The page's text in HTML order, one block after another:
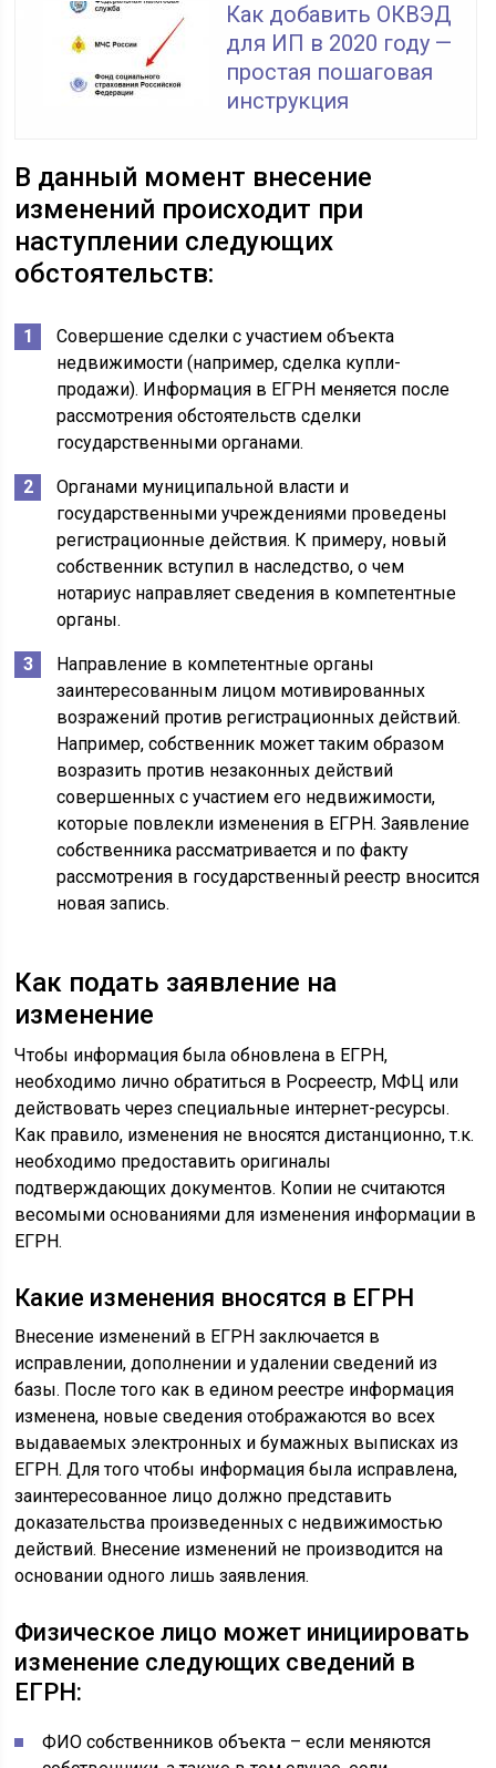
Как добавить ОКВЭД
для ИП в 2020 году —
простая пошаговая
инструкция
В данный момент внесение
изменений происходит при
наступлении следующих
обстоятельств:
Совершение сделки с участием объекта
недвижимости (например, сделка купли-
продажи). Информация в ЕГРН меняется после
рассмотрения обстоятельств сделки
государственными органами.
Органами муниципальной власти и
государственными учреждениями проведены
регистрационные действия. К примеру, новый
собственник вступил в наследство, о чем
нотариус направляет сведения в компетентные
органы.
Направление в компетентные органы
заинтересованным лицом мотивированных
возражений против регистрационных действий.
Например, собственник может таким образом
возразить против незаконных действий
совершенных с участием его недвижимости,
которые повлекли изменения в ЕГРН. Заявление
собственника рассматривается и по факту
рассмотрения в государственный реестр вносится
новая запись.
Как подать заявление на
изменение
Чтобы информация была обновлена в ЕГРН,
необходимо лично обратиться в Росреестр, МФЦ или
действовать через специальные интернет-ресурсы.
Как правило, изменения не вносятся дистанционно, т.к.
необходимо предоставить оригиналы
подтверждающих документов. Копии не считаются
весомыми основаниями для изменения информации в
ЕГРН.
Какие изменения вносятся в ЕГРН
Внесение изменений в ЕГРН заключается в
исправлении, дополнении и удалении сведений из
базы. После того как в едином реестре информация
изменена, новые сведения отображаются во всех
выдаваемых электронных и бумажных выписках из
ЕГРН. Для того чтобы информация была исправлена,
заинтересованное лицо должно представить
доказательства произведенных с недвижимостью
действий. Внесение изменений не производится на
основании одного лишь заявления.
Физическое лицо может инициировать
изменение следующих сведений в
ЕГРН:
ФИО собственников объекта – если меняются